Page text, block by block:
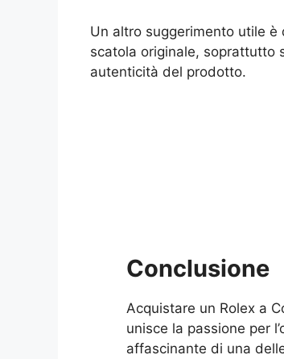
Un altro suggerimento utile
scatola originale, soprattutto
autenticità del prodotto.
Conclusione
Acquistare un Rolex a
unisce la passione per
affascinante di una